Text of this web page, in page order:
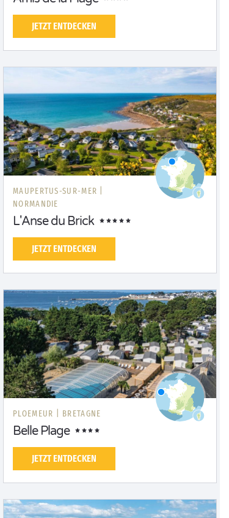
JETZT ENTDECKEN
MAUPERTUS-SUR-MER |
NORMANDIE
L'Anse du Brick
JETZT ENTDECKEN
PLOEMEUR | BRETAGNE
Belle Plage
JETZT ENTDECKEN